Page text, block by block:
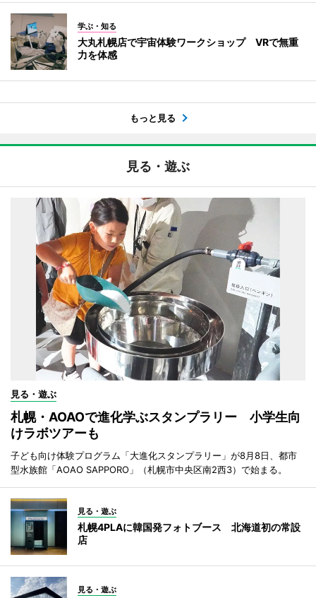
学ぶ・知る
大丸札幌店で宇宙体験ワークショップ VRで無重
力を体感
もっと見る
見る・遊ぶ
見る・遊ぶ
札幌・AOAOで進化学ぶスタンプラリー 小学生向
けラボツアーも
子ども向け体験プログラム「大進化スタンプラリー」が8月8日、都市
型水族館「AOAO SAPPORO」（札幌市中央区南2西3）で始まる。
見る・遊ぶ
札幌4PLAに韓国発フォトブース 北海道初の常設
店
見る・遊ぶ